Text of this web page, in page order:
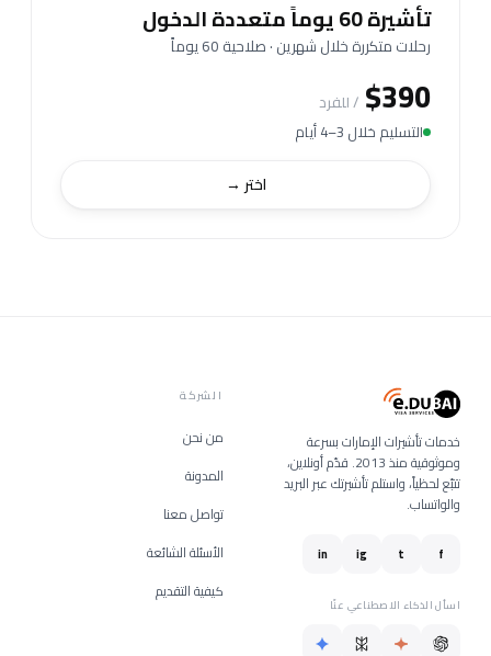
تأشيرة 60 يوماً متعددة الدخول
رحلات متكررة خلال شهرين · صلاحية 60 يوماً
$390 / للفرد
التسليم خلال 3–4 أيام
اختر →
خدمات تأشيرات الإمارات بسرعة
وموثوقية منذ 2013. قدّم أونلاين،
تتبّع لحظياً، واستلم تأشيرتك عبر البريد
والواتساب.
f
t
ig
in
اسأل الذكاء الاصطناعي عنّا
الشركة
من نحن
المدونة
تواصل معنا
الأسئلة الشائعة
كيفية التقديم